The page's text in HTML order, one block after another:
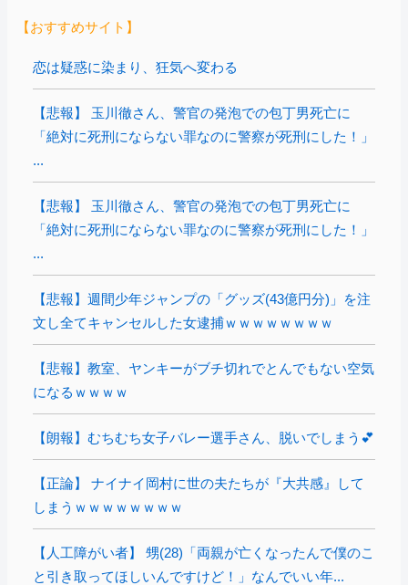
【おすすめサイト】
恋は疑惑に染まり、狂気へ変わる
【悲報】 玉川徹さん、警官の発泡での包丁男死亡に
「絶対に死刑にならない罪なのに警察が死刑にした！」
...
【悲報】 玉川徹さん、警官の発泡での包丁男死亡に
「絶対に死刑にならない罪なのに警察が死刑にした！」
...
【悲報】週間少年ジャンプの「グッズ(43億円分)」を注
文し全てキャンセルした女逮捕ｗｗｗｗｗｗｗｗ
【悲報】教室、ヤンキーがブチ切れでとんでもない空気
になるｗｗｗｗ
【朗報】むちむち女子バレー選手さん、脱いでしまう💕
【正論】 ナイナイ岡村に世の夫たちが『大共感』して
しまうｗｗｗｗｗｗｗｗ
【人工障がい者】 甥(28)「両親が亡くなったんで僕のこ
と引き取ってほしいんですけど！」なんでいい年...